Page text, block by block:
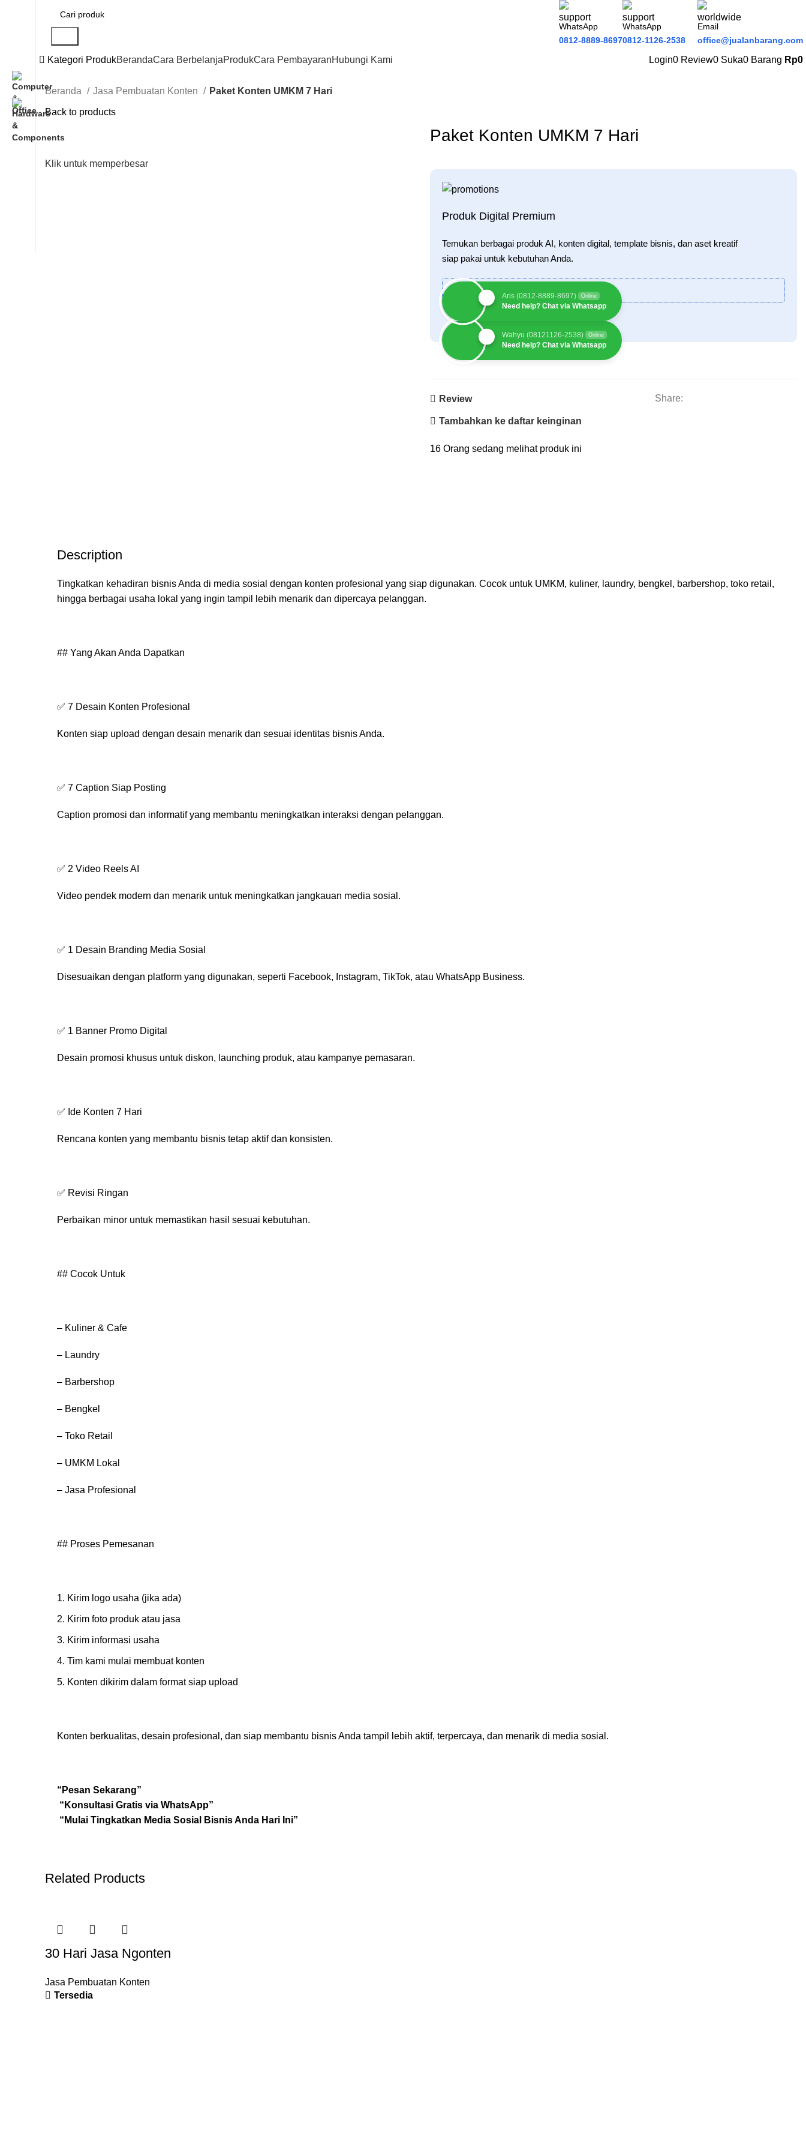
WhatsApp
0812-8889-8697
WhatsApp
0812-1126-2538
Email
office@jualanbarang.com
Kategori ProdukBerandaCara BerbelanjaProdukCara PembayaranHubungi Kami Login0 Review0 Suka0 Barang Rp0
Beranda Jasa Pembuatan Konten Paket Konten UMKM 7 Hari
Back to products
Klik untuk memperbesar
Paket Konten UMKM 7 Hari
Produk Digital Premium
Temukan berbagai produk AI, konten digital, template bisnis, dan aset kreatif
siap pakai untuk kebutuhan Anda.
Siap Pakai
Wahyu (08121126-2538) Online
Need help? Chat via Whatsapp
Aris (0812-8889-8697) Online
Need help? Chat via Whatsapp
Review
Tambahkan ke daftar keinginan
Share:
16 Orang sedang melihat produk ini
Description
Tingkatkan kehadiran bisnis Anda di media sosial dengan konten profesional yang siap digunakan. Cocok untuk UMKM, kuliner, laundry, bengkel, barbershop, toko retail,
hingga berbagai usaha lokal yang ingin tampil lebih menarik dan dipercaya pelanggan.
## Yang Akan Anda Dapatkan
✅ 7 Desain Konten Profesional
Konten siap upload dengan desain menarik dan sesuai identitas bisnis Anda.
✅ 7 Caption Siap Posting
Caption promosi dan informatif yang membantu meningkatkan interaksi dengan pelanggan.
✅ 2 Video Reels AI
Video pendek modern dan menarik untuk meningkatkan jangkauan media sosial.
✅ 1 Desain Branding Media Sosial
Disesuaikan dengan platform yang digunakan, seperti Facebook, Instagram, TikTok, atau WhatsApp Business.
✅ 1 Banner Promo Digital
Desain promosi khusus untuk diskon, launching produk, atau kampanye pemasaran.
✅ Ide Konten 7 Hari
Rencana konten yang membantu bisnis tetap aktif dan konsisten.
✅ Revisi Ringan
Perbaikan minor untuk memastikan hasil sesuai kebutuhan.
## Cocok Untuk
– Kuliner & Cafe
– Laundry
– Barbershop
– Bengkel
– Toko Retail
– UMKM Lokal
– Jasa Profesional
## Proses Pemesanan
Kirim logo usaha (jika ada)
Kirim foto produk atau jasa
Kirim informasi usaha
Tim kami mulai membuat konten
Konten dikirim dalam format siap upload
Konten berkualitas, desain profesional, dan siap membantu bisnis Anda tampil lebih aktif, terpercaya, dan menarik di media sosial.
“Pesan Sekarang”
“Konsultasi Gratis via WhatsApp”
“Mulai Tingkatkan Media Sosial Bisnis Anda Hari Ini”
Related Products
30 Hari Jasa Ngonten
Jasa Pembuatan Konten
Tersedia